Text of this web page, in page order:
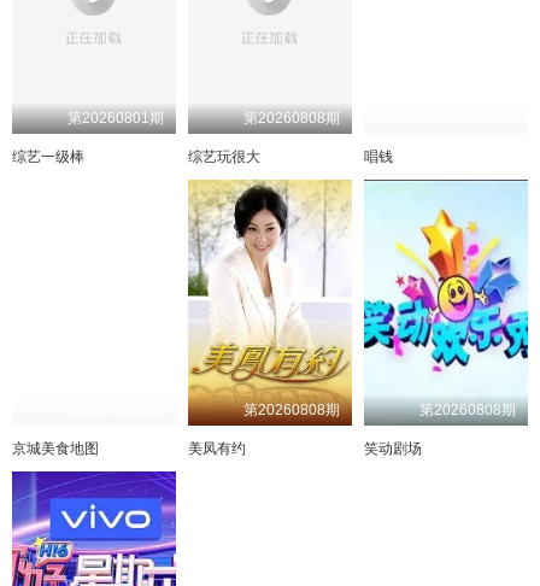
第20260801期
综艺一级棒
第20260808期
综艺玩很大 唱钱
京城美食地图
第20260808期
美凤有约
第20260808期
笑动剧场